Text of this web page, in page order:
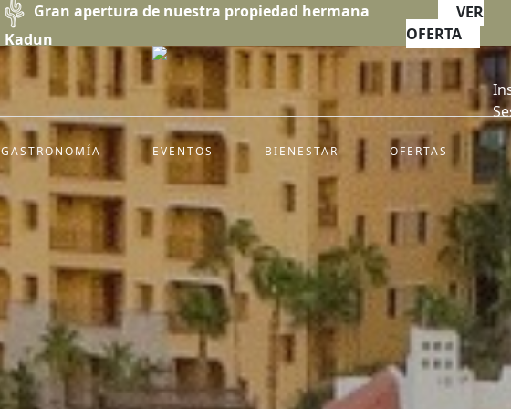
GASTRONOMÍA EVENTOS BIENESTAR OFERTAS
Gran apertura de nuestra propiedad hermana
Kadun
VER
OFERTA